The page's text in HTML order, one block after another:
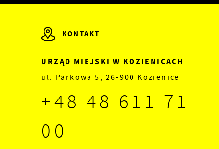
KONTAKT
URZĄD MIEJSKI W KOZIENICACH
ul. Parkowa 5, 26-900 Kozienice
+48 48 611 71
00